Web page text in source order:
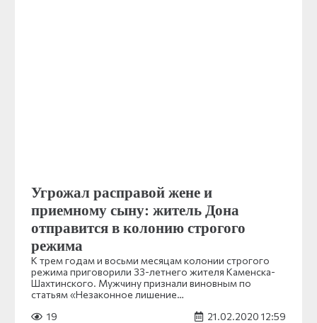
Угрожал расправой жене и
приемному сыну: житель Дона
отправится в колонию строгого
режима
К трем годам и восьми месяцам колонии строгого
режима приговорили 33-летнего жителя Каменска-
Шахтинского. Мужчину признали виновным по
статьям «Незаконное лишение…
19
21.02.2020 12:59